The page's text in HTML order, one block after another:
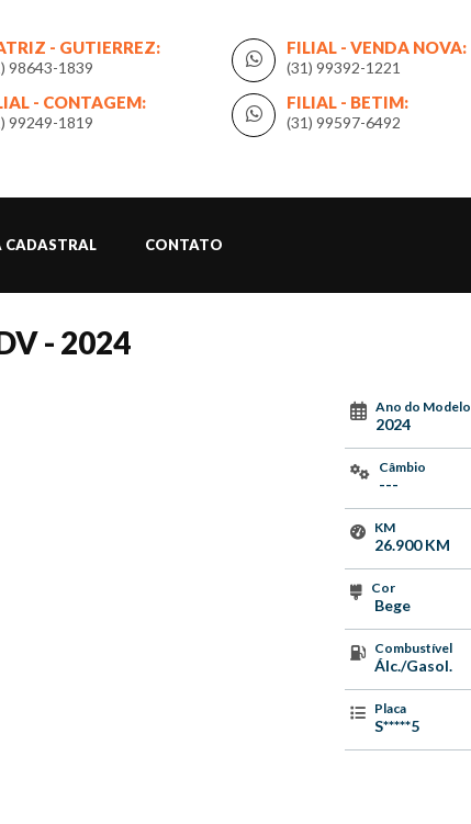
FILIAL - VENDA NOVA:
(31) 99392-1221
- GUTIERREZ:
98643-1839
FILIAL - BETIM:
(31) 99597-6492
- CONTAGEM:
99249-1819
CADASTRAL CONTATO
- 2024
Ano do Modelo
2024
Câmbio
---
KM
26.900 KM
Cor
Bege
Combustível
Álc./Gasol.
Placa
S*****5